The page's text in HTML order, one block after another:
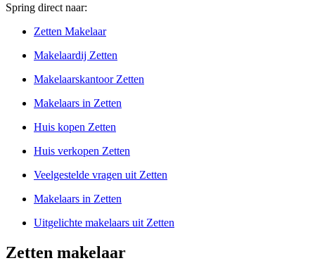
Spring direct naar:
Zetten Makelaar
Makelaardij Zetten
Makelaarskantoor Zetten
Makelaars in Zetten
Huis kopen Zetten
Huis verkopen Zetten
Veelgestelde vragen uit Zetten
Makelaars in Zetten
Uitgelichte makelaars uit Zetten
Zetten makelaar